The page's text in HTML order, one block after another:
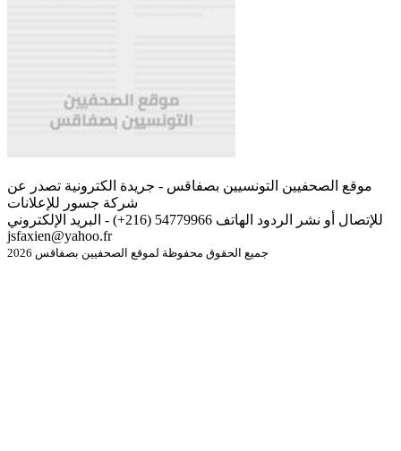
موقع الصحفيين التونسيين بصفاقس - جريدة الكترونية تصدر عن
شركة جسور للإعلانات
للإتصال أو نشر الردود الهاتف 54779966 (216+) - البريد الإلكتروني
jsfaxien@yahoo.fr
جميع الحقوق محفوظة لموقع الصحفيين بصفاقس 2026